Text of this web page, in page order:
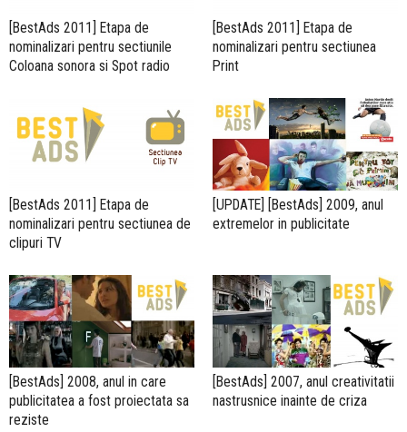
[BestAds 2011] Etapa de
nominalizari pentru sectiunile
Coloana sonora si Spot radio
[BestAds 2011] Etapa de
nominalizari pentru sectiunea
Print
[BestAds 2011] Etapa de
nominalizari pentru sectiunea de
clipuri TV
[UPDATE] [BestAds] 2009, anul
extremelor in publicitate
[BestAds] 2008, anul in care
publicitatea a fost proiectata sa
reziste
[BestAds] 2007, anul creativitatii
nastrusnice inainte de criza